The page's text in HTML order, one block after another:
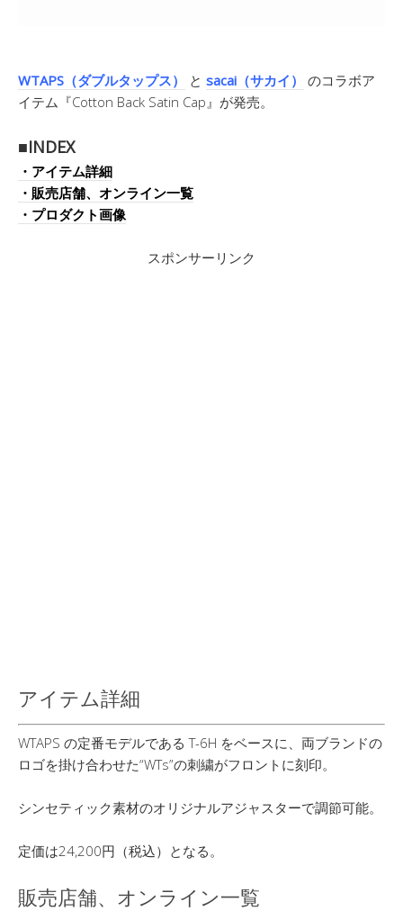
WTAPS（ダブルタップス） と sacai（サカイ）
のコラボア
イテム『Cotton Back Satin Cap』が発売。
■INDEX
・アイテム詳細
・販売店舗、オンライン一覧
・プロダクト画像
スポンサーリンク
アイテム詳細
WTAPS の定番モデルである T-6H をベースに、両ブランドの
ロゴを掛け合わせた“WTs”の刺繍がフロントに刻印。
シンセティック素材のオリジナルアジャスターで調節可能。
定価は24,200円（税込）となる。
販売店舗、オンライン一覧